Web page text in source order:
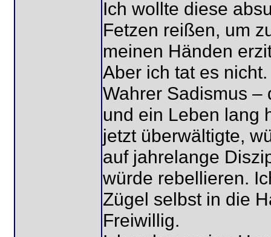
Ich wollte diese
Fetzen reißen, um
meinen Händen
Aber ich tat es nicht.
Wahrer Sadismus –
und ein Leben lang
jetzt überwältigte,
auf jahrelange
würde rebellieren.
Zügel selbst in die
Freiwillig.